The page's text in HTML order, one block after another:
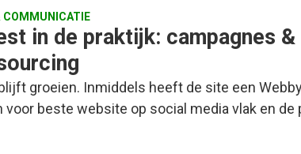
COMMUNICATIE
in de praktijk: campagnes &
groeien. Inmiddels heeft de site een
voor beste website op social media vlak en de